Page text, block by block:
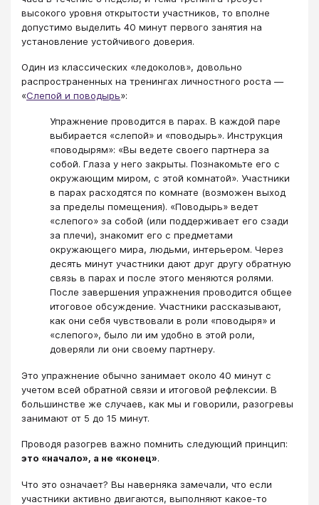
высокого уровня открытости участников, то вполне
допустимо выделить 40 минут первого занятия на
установление устойчивого доверия.
Один из классических «ледоколов», довольно
распространенных на тренингах личностного роста —
«Слепой и поводырь»:
Упражнение проводится в парах. В каждой паре
выбирается «слепой» и «поводырь». Инструкция
«поводырям»: «Вы ведете своего партнера за
собой. Глаза у него закрыты. Познакомьте его с
окружающим миром, с этой комнатой». Участники
в парах расходятся по комнате (возможен выход
за пределы помещения). «Поводырь» ведет
«слепого» за собой (или поддерживает его сзади
за плечи), знакомит его с предметами
окружающего мира, людьми, интерьером. Через
десять минут участники дают друг другу обратную
связь в парах и после этого меняются ролями.
После завершения упражнения проводится общее
итоговое обсуждение. Участники рассказывают,
как они себя чувствовали в роли «поводыря» и
«слепого», было ли им удобно в этой роли,
доверяли ли они своему партнеру.
Это упражнение обычно занимает около 40 минут с
учетом всей обратной связи и итоговой рефлексии. В
большинстве же случаев, как мы и говорили, разогревы
занимают от 5 до 15 минут.
Проводя разогрев важно помнить следующий принцип:
это «начало», а не «конец».
Что это означает? Вы наверняка замечали, что если
участники активно двигаются, выполняют какое-то